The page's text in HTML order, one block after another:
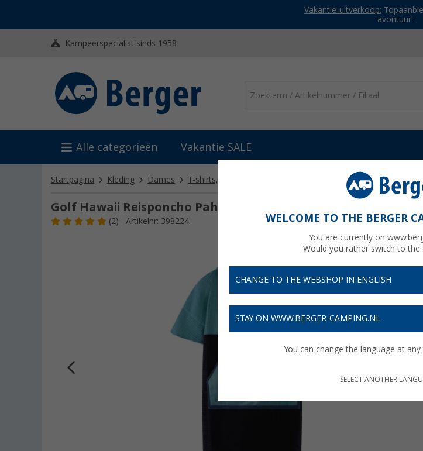
Vakantie-uitverkoop:
avontuur!
Kampeerspecialist sinds 1958
Alle categorieën Vakantie SALE
Startpagina Kleding Dames T-shirts, blouses & truien Wave Hawaii Reisponcho Pahoa
Golf Hawaii Reisponcho Pahoa Unisex L / XL
(2) Artikelnr: 398224 WELCOME TO THE BERGER
You are currently on
Would you rather switch to the
CHANGE TO THE WEBSHOP IN ENGLISH
STAY ON WWW.BERGER-CAMPING.NL
You can change the language at
SELECT ANOTHER